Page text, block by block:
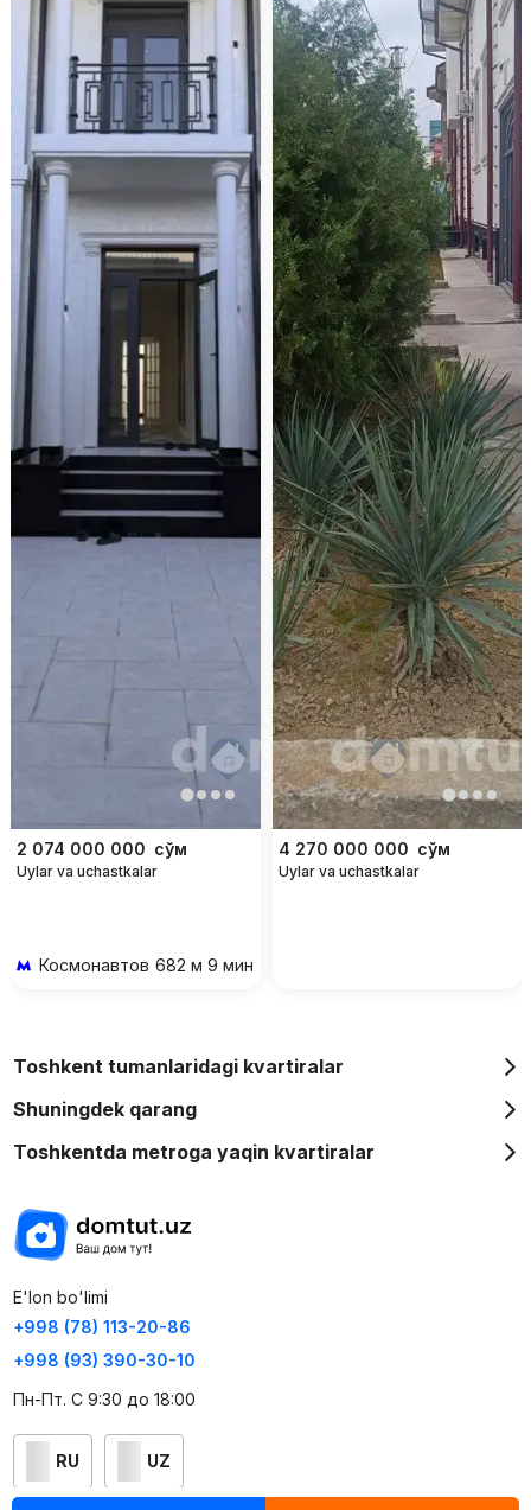
2 074 000 000 сўм
Uylar va uchastkalar
Космонавтов 682 м 9 мин piyoda
4 270 000 000 сўм
Uylar va uchastkalar
Toshkent tumanlaridagi kvartiralar
Shuningdek qarang
Toshkentda metroga yaqin kvartiralar
E'lon bo'limi
+998 (78) 113-20-86
+998 (93) 390-30-10
Пн-Пт. С 9:30 до 18:00
RU UZ